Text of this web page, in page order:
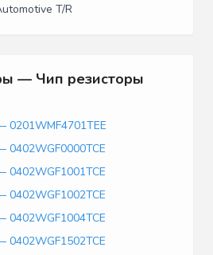
T/R
— Чип резисторы
0201WMF4701TEE
0402WGF0000TCE
0402WGF1001TCE
0402WGF1002TCE
0402WGF1004TCE
0402WGF1502TCE